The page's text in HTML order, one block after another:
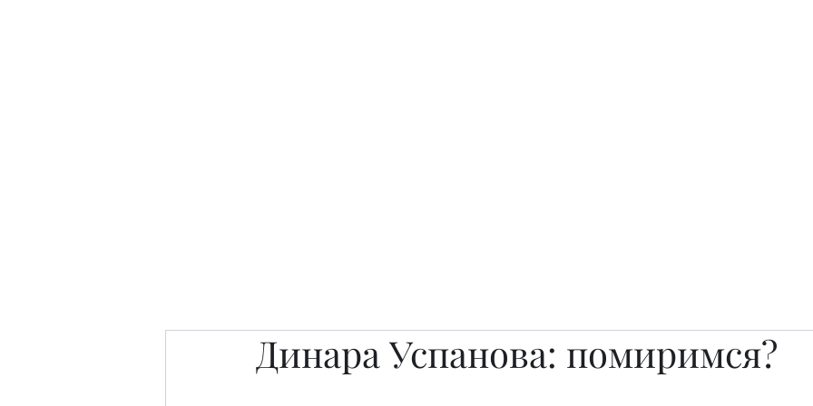
Динара Успанова: помиримся?